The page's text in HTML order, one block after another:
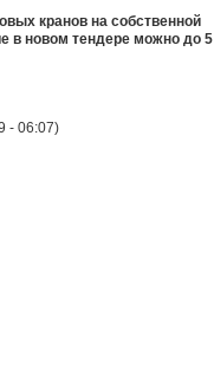
кранов на собственной
в новом тендере можно до 5
- 06:07)